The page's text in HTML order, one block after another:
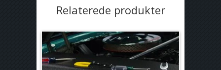
Relaterede produkter